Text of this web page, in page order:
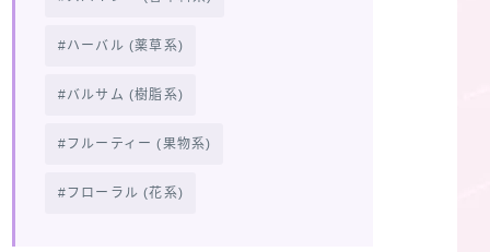
ハーバル (薬草系)
バルサム (樹脂系)
フルーティー (果物系)
フローラル (花系)